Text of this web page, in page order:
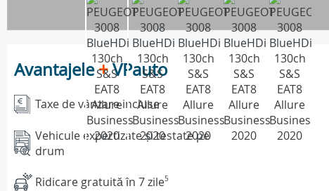
Avantajele+VPauto
Taxe de vânzare incluse
Vehicule expertizate și testate pe
drum
Ridicare gratuită în 7 zile5